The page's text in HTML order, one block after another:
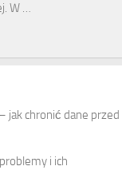
W …
jak chronić dane przed
i ich